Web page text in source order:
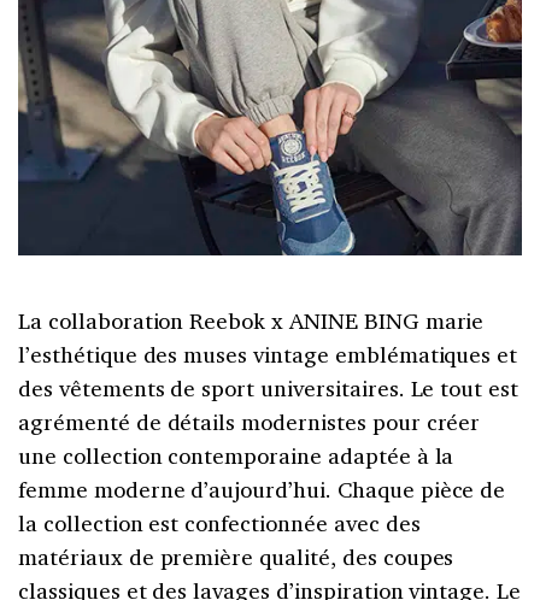
La collaboration Reebok x ANINE BING marie
l’esthétique des muses vintage emblématiques et
des vêtements de sport universitaires. Le tout est
agrémenté de détails modernistes pour créer
une collection contemporaine adaptée à la
femme moderne d’aujourd’hui. Chaque pièce de
la collection est confectionnée avec des
matériaux de première qualité, des coupes
classiques et des lavages d’inspiration vintage. Le